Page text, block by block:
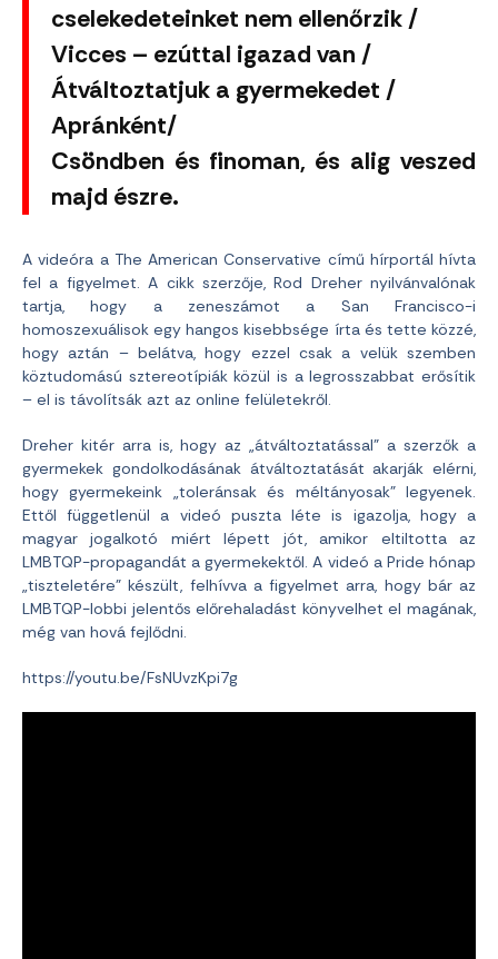
cselekedeteinket nem ellenőrzik /
Vicces – ezúttal igazad van /
Átváltoztatjuk a gyermekedet /
Apránként/
Csöndben és finoman, és alig veszed
majd észre.
A videóra a The American Conservative című hírportál hívta
fel a figyelmet. A cikk szerzője, Rod Dreher nyilvánvalónak
tartja, hogy a zeneszámot a San Francisco-i
homoszexuálisok egy hangos kisebbsége írta és tette közzé,
hogy aztán – belátva, hogy ezzel csak a velük szemben
köztudomású sztereotípiák közül is a legrosszabbat erősítik
– el is távolítsák azt az online felületekről.
Dreher kitér arra is, hogy az „átváltoztatással” a szerzők a
gyermekek gondolkodásának átváltoztatását akarják elérni,
hogy gyermekeink „toleránsak és méltányosak” legyenek.
Ettől függetlenül a videó puszta léte is igazolja, hogy a
magyar jogalkotó miért lépett jót, amikor eltiltotta az
LMBTQP-propagandát a gyermekektől. A videó a Pride hónap
„tiszteletére” készült, felhívva a figyelmet arra, hogy bár az
LMBTQP-lobbi jelentős előrehaladást könyvelhet el magának,
még van hová fejlődni.
https://youtu.be/FsNUvzKpi7g